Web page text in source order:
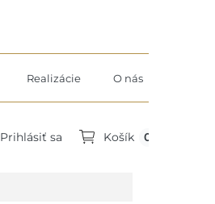
Realizácie O nás
Prihlásiť sa Košík 0